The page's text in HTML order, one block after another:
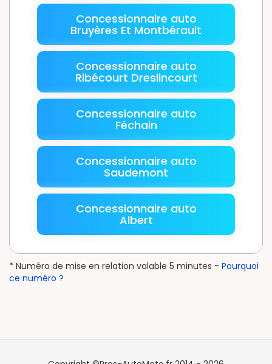
Concessionnaire auto
Bruyères Et Montbérault
Concessionnaire auto
Ribécourt Dreslincourt
Concessionnaire auto
Féchain
Concessionnaire auto
Saudemont
Concessionnaire auto
Albert
* Numéro de mise en relation valable 5 minutes - Pourquoi
ce numéro ?